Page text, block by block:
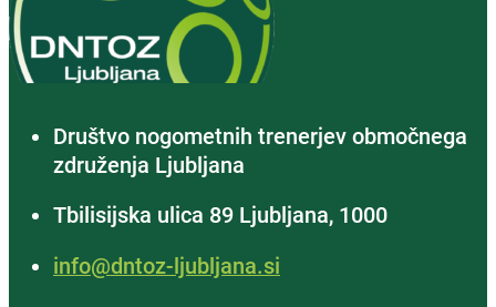
Društvo nogometnih trenerjev območnega
združenja Ljubljana
Tbilisijska ulica 89 Ljubljana, 1000
info@dntoz-ljubljana.si